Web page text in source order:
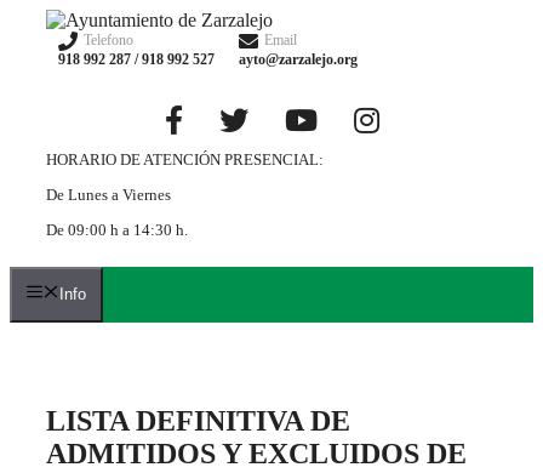
Saltar
contenido
Telefono
918 992 287 / 918 992 527
Email
ayto@zarzalejo.org
HORARIO DE ATENCIÓN PRESENCIAL:
De Lunes a Viernes
De 09:00 h a 14:30 h.
Info
LISTA DEFINITIVA DE
ADMITIDOS Y EXCLUIDOS DE